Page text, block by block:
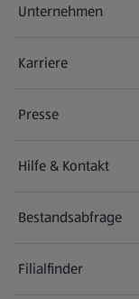
Unternehmen
Karriere
(öffnet in einem
Presse
Hilfe & Kontakt
(öffnet in einem
Bestandsabfrage
(öffnet in einem
Filialfinder